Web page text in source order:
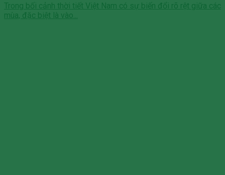
Trong bối cảnh thời tiết Việt Nam có sự biến đổi rõ rệt giữa các
mùa, đặc biệt là vào...